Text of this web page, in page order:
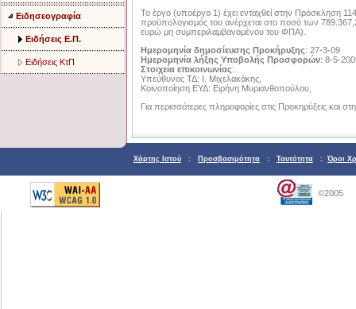
Ειδησεογραφία
Ειδήσεις Ε.Π.
Ειδήσεις ΚτΠ
Το έργο (υποέργο 1) έχει ενταχθεί στην Πρόσκληση
προϋπολογισμός του ανέρχεται στο ποσό των
ευρώ μη συμπεριλαμβανομένου του ΦΠΑ).
Ημερομηνία δημοσίευσης Προκήρυξης: 27-3-09
Ημερομηνία λήξης Υποβολής Προσφορών: 8-5-
Στοιχεία επικοινωνίας:
Υπεύθυνος ΤΔ: Ι. Μιχελακάκης,
Κοινοποίηση ΕΥΔ: Ειρήνη Μυριανθοπούλου,
Για περισσότερες πληροφορίες στις Προκηρύξεις και
Χάρτης Ιστού : Προσβασιμότητα : Ταυτότητα : Όροι
©2005